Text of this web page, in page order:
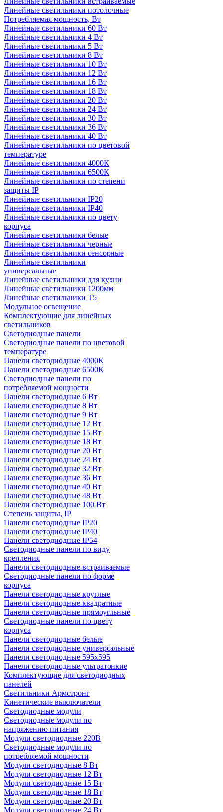
Линейные светильники потолочные
Потребляемая мощность, Вт
Линейные светильники 60 Вт
Линейные светильники 4 Вт
Линейные светильники 5 Вт
Линейные светильники 8 Вт
Линейные светильники 10 Вт
Линейные светильники 12 Вт
Линейные светильники 16 Вт
Линейные светильники 18 Вт
Линейные светильники 20 Вт
Линейные светильники 24 Вт
Линейные светильники 30 Вт
Линейные светильники 36 Вт
Линейные светильники 40 Вт
Линейные светильники по цветовой
температуре
Линейные светильники 4000К
Линейные светильники 6500К
Линейные светильники по степени
защиты IP
Линейные светильники IP20
Линейные светильники IP40
Линейные светильники по цвету
корпуса
Линейные светильники белые
Линейные светильники черные
Линейные светильники сенсорные
Линейные светильники
универсальные
Линейные светильники для кухни
Линейные светильники 1200мм
Линейные светильники Т5
Модульное освещение
Комплектующие для линейных
светильников
Светодиодные панели
Светодиодные панели по цветовой
температуре
Панели светодиодные 4000К
Панели светодиодные 6500К
Светодиодные панели по
потребляемой мощности
Панели светодиодные 6 Вт
Панели светодиодные 8 Вт
Панели светодиодные 9 Вт
Панели светодиодные 12 Вт
Панели светодиодные 15 Вт
Панели светодиодные 18 Вт
Панели светодиодные 20 Вт
Панели светодиодные 24 Вт
Панели светодиодные 32 Вт
Панели светодиодные 36 Вт
Панели светодиодные 40 Вт
Панели светодиодные 48 Вт
Панели светодиодные 100 Вт
Степень защиты, IP
Панели светодиодные IP20
Панели светодиодные IP40
Панели светодиодные IP54
Светодиодные панели по виду
крепления
Панели светодиодные встраиваемые
Светодиодные панели по форме
корпуса
Панели светодиодные круглые
Панели светодиодные квадратные
Панели светодиодные прямоугльные
Светодиодные панели по цвету
корпуса
Панели светодиодные белые
Панели светодиодные универсальные
Панели светодиодные 595х595
Панели светодиодные ультратонкие
Комплектующие для светодиодных
панелей
Светильники Армстронг
Кинетические выключатели
Светодиодные модули
Светодиодные модули по
напряжению питания
Модули светодиодные 220В
Светодиодные модули по
потребляемой мощности
Модули светодиодные 8 Вт
Модули светодиодные 12 Вт
Модули светодиодные 15 Вт
Модули светодиодные 18 Вт
Модули светодиодные 20 Вт
Модули светодиодные 24 Вт